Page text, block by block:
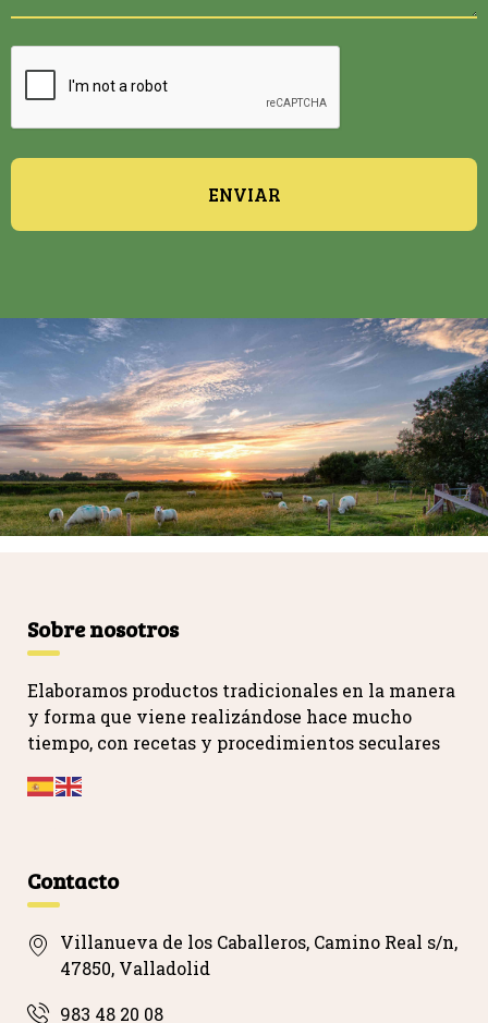
ENVIAR
Sobre nosotros
Elaboramos productos tradicionales en la manera
y forma que viene realizándose hace mucho
tiempo, con recetas y procedimientos seculares
Contacto
Villanueva de los Caballeros, Camino Real s/n,
47850, Valladolid
983 48 20 08